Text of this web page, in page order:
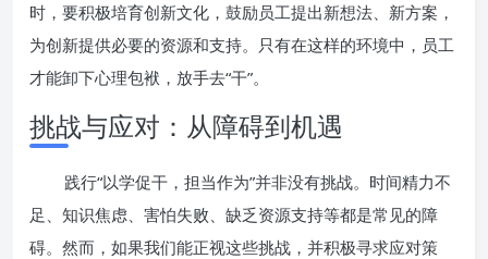
时，要积极培育创新文化，鼓励员工提出新想法、新方案，
为创新提供必要的资源和支持。只有在这样的环境中，员工
才能卸下心理包袱，放手去“干”。
挑战与应对：从障碍到机遇
践行“以学促干，担当作为”并非没有挑战。时间精力不
足、知识焦虑、害怕失败、缺乏资源支持等都是常见的障
碍。然而，如果我们能正视这些挑战，并积极寻求应对策